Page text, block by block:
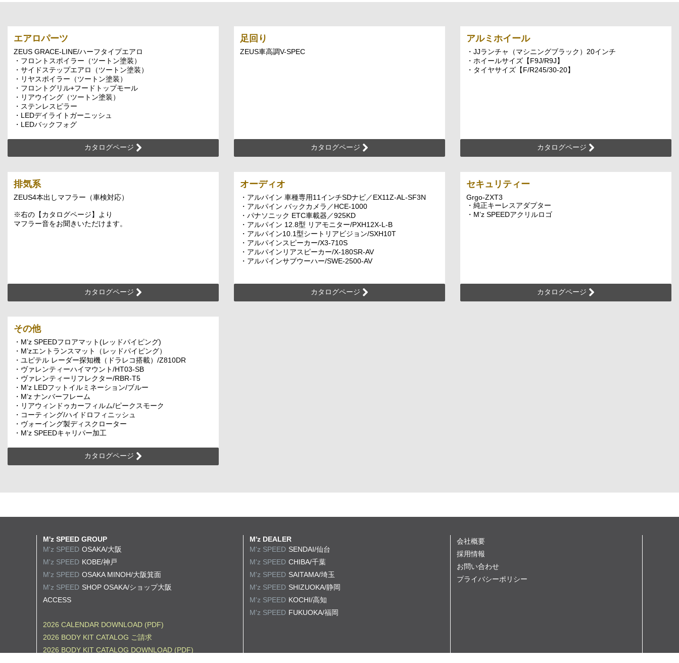
エアロパーツ
ZEUS GRACE-LINE/ハーフタイプエアロ
・フロントスポイラー（ツートン塗装）
・サイドステップエアロ（ツートン塗装）
・リヤスポイラー（ツートン塗装）
・フロントグリル+フードトップモール
・リアウイング（ツートン塗装）
・ステンレスピラー
・LEDデイライトガーニッシュ
・LEDバックフォグ
カタログページ
足回り
ZEUS車高調V-SPEC
カタログページ
アルミホイール
・JJランチャ（マシニングブラック）20インチ
・ホイールサイズ【F9J/R9J】
・タイヤサイズ【F/R245/30-20】
カタログページ
排気系
ZEUS4本出しマフラー（車検対応）
※右の【カタログページ】より
マフラー音をお聞きいただけます。
カタログページ
オーディオ
・アルパイン 車種専用11インチSDナビ／EX11Z-AL-SF3N
・アルパイン バックカメラ／HCE-1000
・パナソニック ETC車載器／925KD
・アルパイン 12.8型 リアモニター/PXH12X-L-B
・アルパイン10.1型シートリアビジョン/SXH10T
・アルパインスピーカー/X3-710S
・アルパインリアスピーカー/X-180SR-AV
・アルパインサブウーハー/SWE-2500-AV
カタログページ
セキュリティー
Grgo-ZXT3
・純正キーレスアダプター
・M’z SPEEDアクリルロゴ
カタログページ
その他
・M’z SPEEDフロアマット(レッドパイピング)
・M’zエントランスマット（レッドパイピング）
・ユピテル レーダー探知機（ドラレコ搭載）/Z810DR
・ヴァレンティーハイマウント/HT03-SB
・ヴァレンティーリフレクター/RBR-T5
・M’z LEDフットイルミネーション/ブルー
・M’z ナンバーフレーム
・リアウィンドゥカーフィルム/ピークスモーク
・コーティング/ハイドロフィニッシュ
・ヴォーイング製ディスクローター
・M’z SPEEDキャリパー加工
カタログページ
M'z SPEED GROUP
M'z SPEED OSAKA/大阪
M'z SPEED KOBE/神戸
M'z SPEED OSAKA MINOH/大阪箕面
M'z SPEED SHOP OSAKA/ショップ大阪
ACCESS
2026 CALENDAR DOWNLOAD (PDF)
2026 BODY KIT CATALOG ご請求
2026 BODY KIT CATALOG DOWNLOAD (PDF)
M'z DEALER
M'z SPEED SENDAI/仙台
M'z SPEED CHIBA/千葉
M'z SPEED SAITAMA/埼玉
M'z SPEED SHIZUOKA/静岡
M'z SPEED KOCHI/高知
M'z SPEED FUKUOKA/福岡
会社概要
採用情報
お問い合わせ
プライバシーポリシー